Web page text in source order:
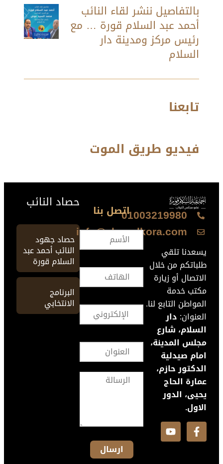
بالتفاصيل ننشر لقاء النائب
أحمد عبد السلام قورة … مع
رئيس مركز ومدينة دار
السلام
تابعنا
فيديو طريق الموت
01003219980
info@ahmedkora.com
يسعدنا تلقي
طلباتكم من خلال
الاتصال أو زيارة
مكتب خدمة
المواطن التابع لنا.
العنوان:دار
السلام، شارع
مجلس المدينة،
امام صيدلية
الدكتور حازم،
عمارة الحاج
يحيى، الدور
الاول.
اتصل بنا حصاد النائب
حصاد جهود
النائب أحمد عبد
السلام قورة
البرنامج
الانتخابي